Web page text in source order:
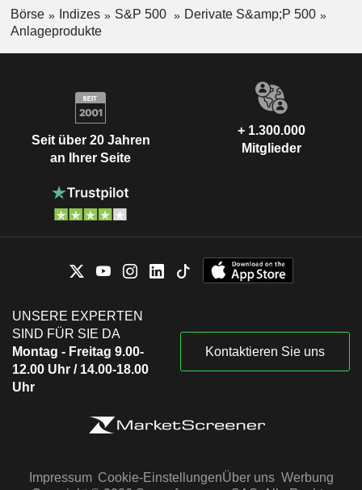
Börse Indizes S&P 500
Derivate S&amp;P 500
Anlageprodukte
Seit über 20 Jahren
an Ihrer Seite
+ 1.300.000
Mitglieder
UNSERE EXPERTEN
SIND FÜR SIE DA
Montag - Freitag 9.00-
12.00 Uhr / 14.00-18.00
Uhr
Kontaktieren Sie uns
Impressum Cookie-EinstellungenÜber uns Werbung